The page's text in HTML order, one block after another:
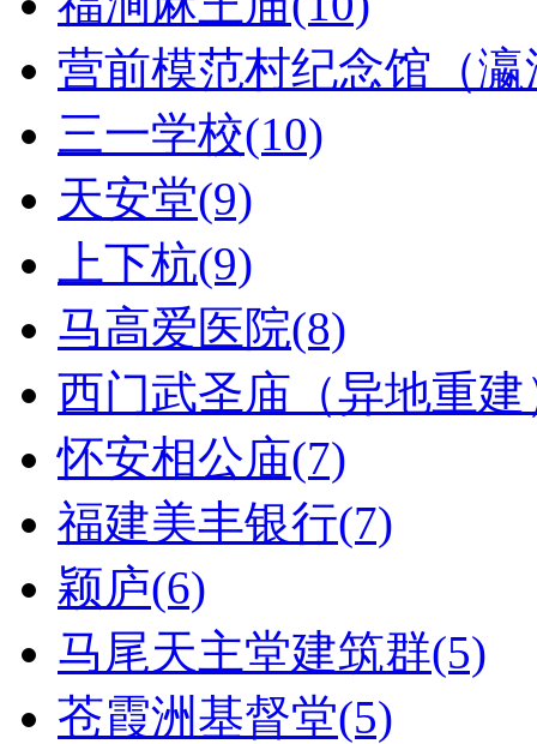
营前模范村纪念馆（
三一学校(10)
天安堂(9)
上下杭(9)
马高爱医院(8)
西门武圣庙（异地重建
怀安相公庙(7)
福建美丰银行(7)
颖庐(6)
马尾天主堂建筑群(5)
苍霞洲基督堂(5)